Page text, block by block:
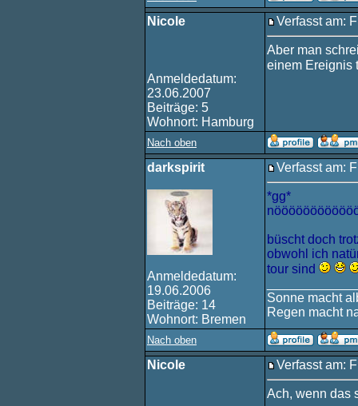
Nicole
Anmeldedatum:
23.06.2007
Beiträge: 5
Wohnort: Hamburg
Verfasst am:
Aber man
einem Ereignis
Nach oben
darkspirit
Anmeldedatum:
19.06.2006
Beiträge: 14
Wohnort: Bremen
Verfasst am:
*gg*
büscht doch
obwohl ich
tour sind
Sonne macht
Regen macht
Nach oben
Nicole Verfasst am:
Ach, wenn das